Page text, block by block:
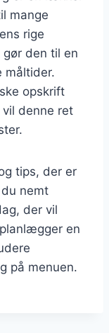
mange
rige
den til en
måltider.
opskrift
denne ret
tips, der er
nemt
der vil
en
på menuen.